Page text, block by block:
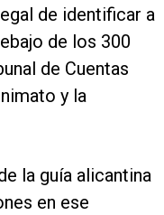
de identificar a
de los 300
de Cuentas
y la
la guía alicantina
en ese